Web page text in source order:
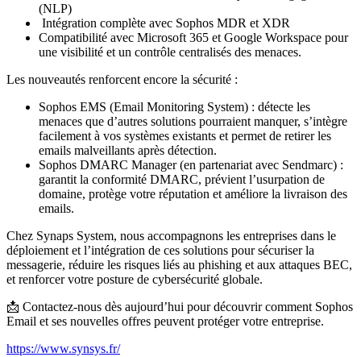
(NLP)
Intégration complète avec Sophos MDR et XDR
Compatibilité avec Microsoft 365 et Google Workspace pour
une visibilité et un contrôle centralisés des menaces.
Les nouveautés renforcent encore la sécurité :
Sophos EMS (Email Monitoring System) : détecte les
menaces que d’autres solutions pourraient manquer, s’intègre
facilement à vos systèmes existants et permet de retirer les
emails malveillants après détection.
Sophos DMARC Manager (en partenariat avec Sendmarc) :
garantit la conformité DMARC, prévient l’usurpation de
domaine, protège votre réputation et améliore la livraison des
emails.
Chez Synaps System, nous accompagnons les entreprises dans le
déploiement et l’intégration de ces solutions pour sécuriser la
messagerie, réduire les risques liés au phishing et aux attaques BEC,
et renforcer votre posture de cybersécurité globale.
📩 Contactez-nous dès aujourd’hui pour découvrir comment Sophos
Email et ses nouvelles offres peuvent protéger votre entreprise.
https://www.synsys.fr/